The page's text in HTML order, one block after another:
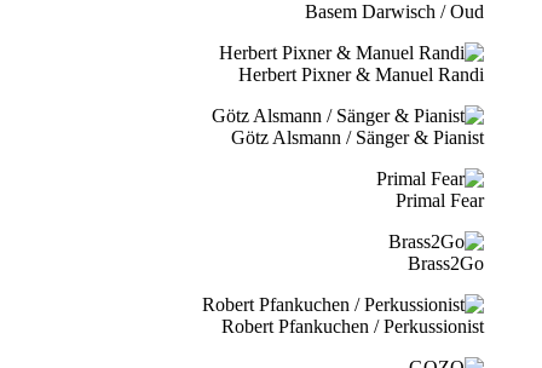
Basem Darwisch / Oud
Herbert Pixner & Manuel Randi
Götz Alsmann / Sänger & Pianist
Primal Fear
Brass2Go
Robert Pfankuchen / Perkussionist